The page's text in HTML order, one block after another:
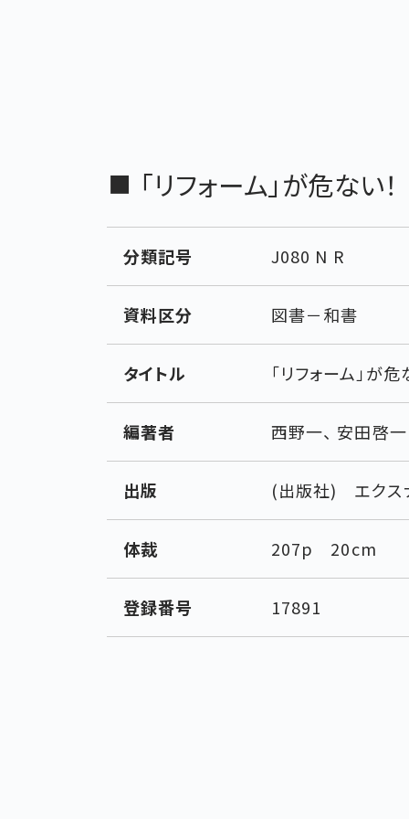
「リフォーム」が危な
分類記号 J080 N R
資料区分 図書－和書
タイトル 「リフォーム」が
編著者 西野一、 安田啓
出版 (出版社) エク
体裁 207p 20cm
登録番号 17891